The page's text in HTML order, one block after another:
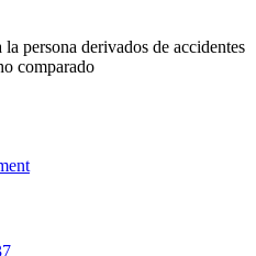
persona derivados de accidentes
comparado